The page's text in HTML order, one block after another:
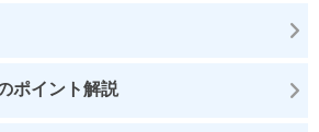
ポイント解説